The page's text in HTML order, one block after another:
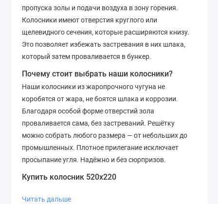
пропуска золы и подачи воздуха в зону горения.
Колосники имеют отверстия круглого или
щелевидного сечения, которые расширяются книзу.
Это позволяет избежать застревания в них шлака,
который затем проваливается в бункер.
Почему стоит выбрать наши колосники?
Наши колосники из жаропрочного чугуна не
коробятся от жара, не боятся шлака и коррозии.
Благодаря особой форме отверстий зола
проваливается сама, без застреваний. Решётку
можно собрать любого размера — от небольших до
промышленных. Плотное прилегание исключает
просыпание угля. Надёжно и без сюрпризов.
Купить колосник 520х220
продаж по телефону:
Читать дальше